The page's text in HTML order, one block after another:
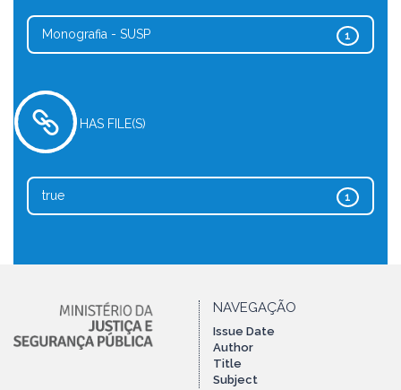
1
Monografia - SUSP
HAS FILE(S)
1
true
NAVEGAÇÃO
Issue Date
Author
Title
Subject